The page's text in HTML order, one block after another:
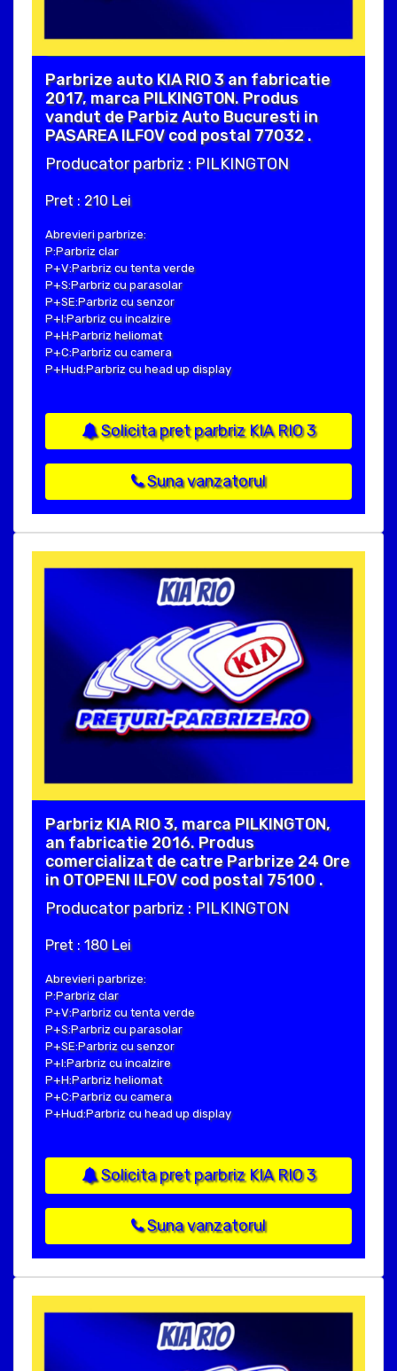
Parbrize auto KIA RIO 3 an fabricatie
2017, marca PILKINGTON. Produs
vandut de Parbiz Auto Bucuresti in
PASAREA ILFOV cod postal 77032 .
Producator parbriz : PILKINGTON
Pret : 210 Lei
Abrevieri parbrize:
P:Parbriz clar
P+V:Parbriz cu tenta verde
P+S:Parbriz cu parasolar
P+SE:Parbriz cu senzor
P+I:Parbriz cu incalzire
P+H:Parbriz heliomat
P+C:Parbriz cu camera
P+Hud:Parbriz cu head up display
Solicita pret parbriz KIA RIO 3
Suna vanzatorul
Parbriz KIA RIO 3, marca PILKINGTON,
an fabricatie 2016. Produs
comercializat de catre Parbrize 24 Ore
in OTOPENI ILFOV cod postal 75100 .
Producator parbriz : PILKINGTON
Pret : 180 Lei
Abrevieri parbrize:
P:Parbriz clar
P+V:Parbriz cu tenta verde
P+S:Parbriz cu parasolar
P+SE:Parbriz cu senzor
P+I:Parbriz cu incalzire
P+H:Parbriz heliomat
P+C:Parbriz cu camera
P+Hud:Parbriz cu head up display
Solicita pret parbriz KIA RIO 3
Suna vanzatorul